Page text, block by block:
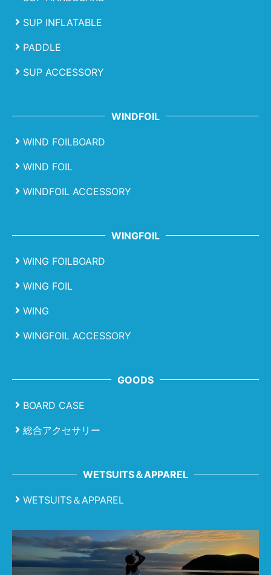
SUP INFLATABLE
PADDLE
SUP ACCESSORY
WINDFOIL
WIND FOILBOARD
WIND FOIL
WINDFOIL ACCESSORY
WINGFOIL
WING FOILBOARD
WING FOIL
WING
WINGFOIL ACCESSORY
GOODS
BOARD CASE
総合アクセサリー
WETSUITS＆APPAREL
WETSUITS＆APPAREL